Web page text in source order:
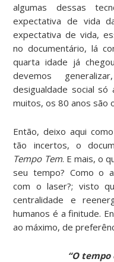
algumas dessas
expectativa de vida
expectativa de vida,
no documentário, lá
quarta idade já
devemos
desigualdade social só
muitos, os 80 anos são
Então, deixo aqui
tão incertos, o
Tempo Tem. E mais, o
seu tempo? Como o
com o laser?; visto
centralidade e
humanos é a finitude.
ao máximo, de
“O